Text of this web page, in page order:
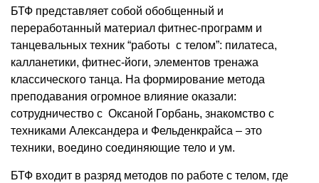
БТФ представляет собой обобщенный и
переработанный материал фитнес-программ и
танцевальных техник “работы с телом”: пилатеса,
калланетики, фитнес-йоги, элементов тренажа
классического танца. На формирование метода
преподавания огромное влияние оказали:
сотрудничество с Оксаной Горбань, знакомство с
техниками Александера и Фельденкрайса – это
техники, воедино соединяющие тело и ум.
БТФ входит в разряд методов по работе с телом, где